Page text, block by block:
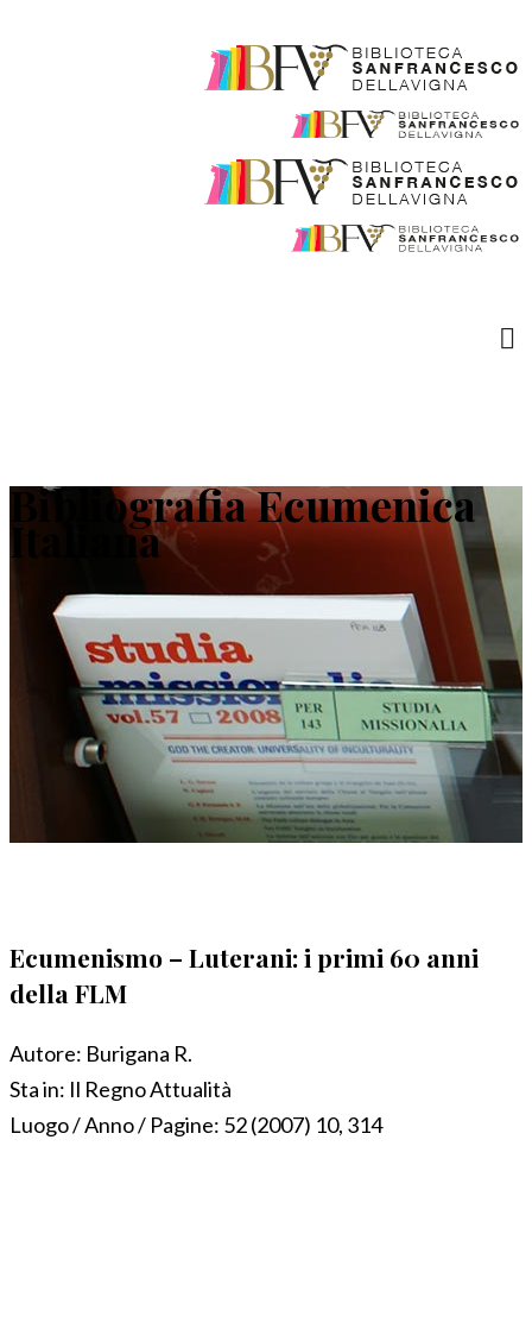
Bibliografia Ecumenica
Italiana
Ecumenismo – Luterani: i primi 60 anni
della FLM
Autore: Burigana R.
Sta in: Il Regno Attualità
Luogo / Anno / Pagine: 52 (2007) 10, 314